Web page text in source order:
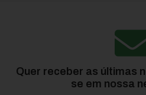
Quer receber as últimas
se em nossa